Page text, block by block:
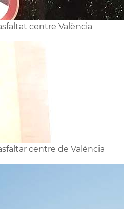
centre València
centre de València